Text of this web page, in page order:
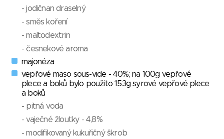
- jodičnan draselný
- směs koření
- maltodextrin
- česnekové aroma
majonéza
vepřové maso sous-vide - 40%; na 100g vepřové
plece a boků bylo použito 153g syrové vepřové plece
a boků
- pitná voda
- vaječné žloutky - 4,8%
- modifikovaný kukuřičný škrob